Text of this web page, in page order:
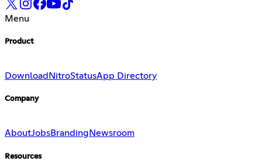
Menu
Product
Download NitroStatusApp Directory
Company
AboutJobsBranding Newsroom
Resources